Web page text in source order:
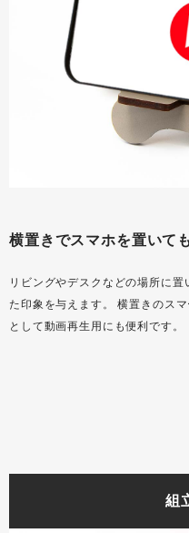
横置きでスマホを置いて
リビングやデスクなどの場所に
た印象を与えます。 横置きのス
として動画再生用にも便利です。
組